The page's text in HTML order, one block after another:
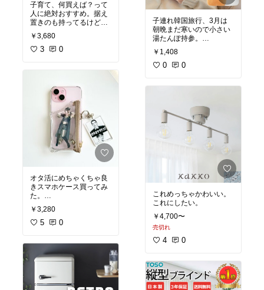
子育て、何買えば？って
人に絶対おすすめ。据え
置きのも持ってるけど、
こちらはハンディタイプ
なのでお出かけに持って
行ける。
ほんまにこれはマスト。
￥3,680
3 0
オタ活にめちゃくちゃ良
きスマホケース買ってみ
た。
ファスナーが茶色しかな
いので、白とかピンクと
かも出してほしいな。自
てすぐはずした笑
￥3,280
5 0
子連れ韓国旅行、3月は
朝晩まだ寒いので小さい
湯たんぽ持参。
船旅だったんだけど、長
男が寒いのに船のデッキ
で遊びすぎて風邪気味
￥1,408
0 0
これめっちゃかわいい。
これにしたい。
￥4,700〜
売切れ
4 0